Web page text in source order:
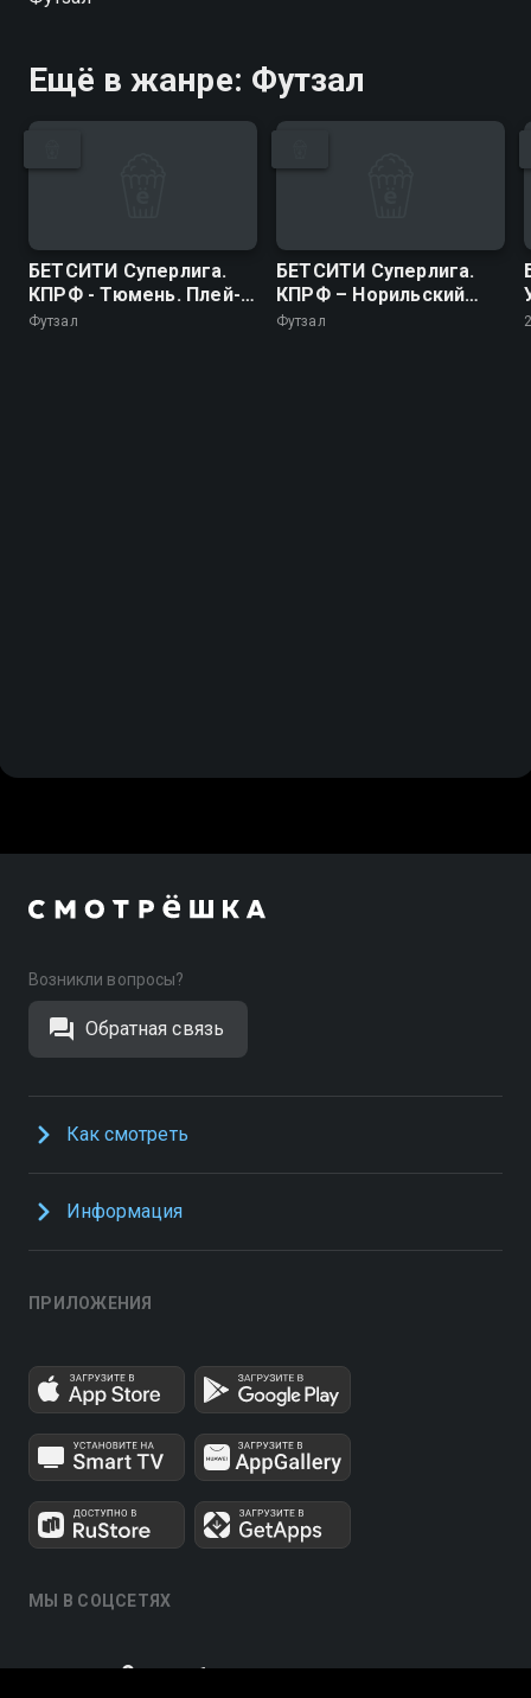
Ещё в жанре: Футзал
БЕТСИТИ Суперлига.
КПРФ - Тюмень. Плей-
офф. 1/2 финала. Матч
Футзал
БЕТСИТИ Суперлига.
КПРФ – Норильский
Никель. Плей-офф.
Футзал
Возникли вопросы?
Обратная связь
Как смотреть
Информация
ПРИЛОЖЕНИЯ
МЫ В СОЦСЕТЯХ